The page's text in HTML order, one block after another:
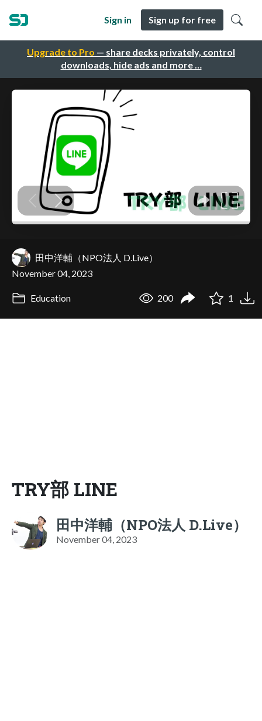
Upgrade to Pro — share decks privately, control
downloads, hide ads and more …
Sign in Sign up for free
田中洋輔（NPO法人 D.Live）
November 04, 2023
Education 200 1
TRY部 LINE
田中洋輔（NPO法人 D.Live）
November 04, 2023